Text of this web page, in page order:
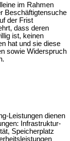
im Rahmen
Beschäftigtensuche
der Frist
dass deren
ist, keinen
hat und sie diese
sowie Widerspruch
Leistungen dienen
Infrastruktur-
Speicherplatz